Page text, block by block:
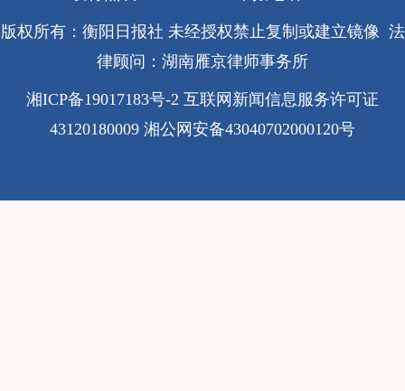
版权所有：衡阳日报社 未经授权禁止复制或建立镜像 法
律顾问：湖南雁京律师事务所
湘ICP备19017183号-2 互联网新闻信息服务许可证
43120180009 湘公网安备43040702000120号